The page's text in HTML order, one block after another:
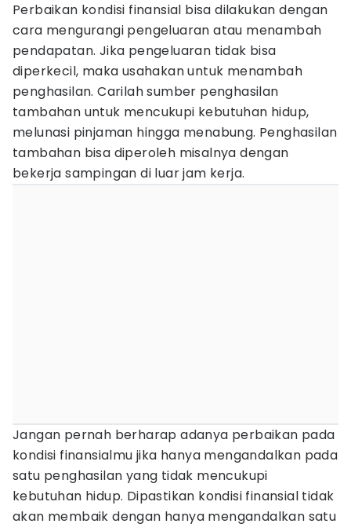
Perbaikan kondisi finansial bisa dilakukan dengan
cara mengurangi pengeluaran atau menambah
pendapatan. Jika pengeluaran tidak bisa
diperkecil, maka usahakan untuk menambah
penghasilan. Carilah sumber penghasilan
tambahan untuk mencukupi kebutuhan hidup,
melunasi pinjaman hingga menabung. Penghasilan
tambahan bisa diperoleh misalnya dengan
bekerja sampingan di luar jam kerja.
Jangan pernah berharap adanya perbaikan pada
kondisi finansialmu jika hanya mengandalkan pada
satu penghasilan yang tidak mencukupi
kebutuhan hidup. Dipastikan kondisi finansial tidak
akan membaik dengan hanya mengandalkan satu